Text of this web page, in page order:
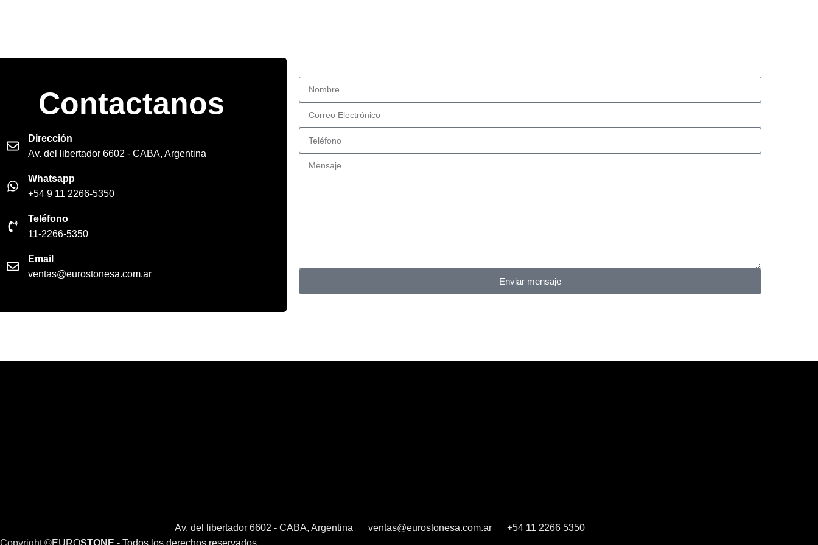
Contactanos
Dirección
Av. del libertador 6602 - CABA, Argentina
Whatsapp
+54 9 11 2266-5350
Teléfono
11-2266-5350
Email
ventas@eurostonesa.com.ar
Enviar mensaje
Av. del libertador 6602 - CABA, Argentina ventas@eurostonesa.com.ar
+54 11 2266 5350
Copyright ©EUROSTONE - Todos los derechos reservados.